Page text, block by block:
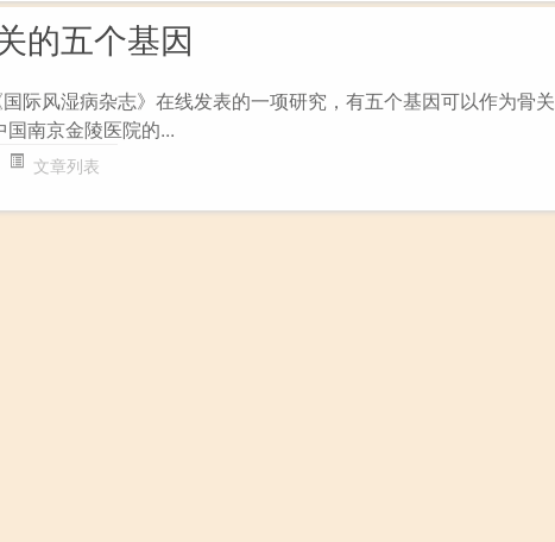
的五个基因
际风湿病杂志》在线发表的一项研究，有五个基因可以作为骨关
南京金陵医院的...
文章列表